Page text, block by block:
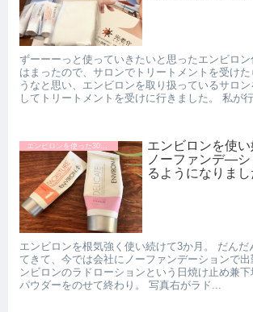
ずーーーっと使っていきたいと思ったエンビロ
はまったので、サロンでトリートメントを受け
うなと思い、エンビロンを取り扱っているサロ
してトリートメントを受けに行きました。 私が行
エンビロンを使い
ノーファンデ―
るようになりまし
エンビロンを根気強く使い続けて3か月。 だんだ
てきて、今では会社にノーファンデーションで
ンビロンのラドローションという日焼け止め兼
パウダーをのせて終わり。 写真右がラド...